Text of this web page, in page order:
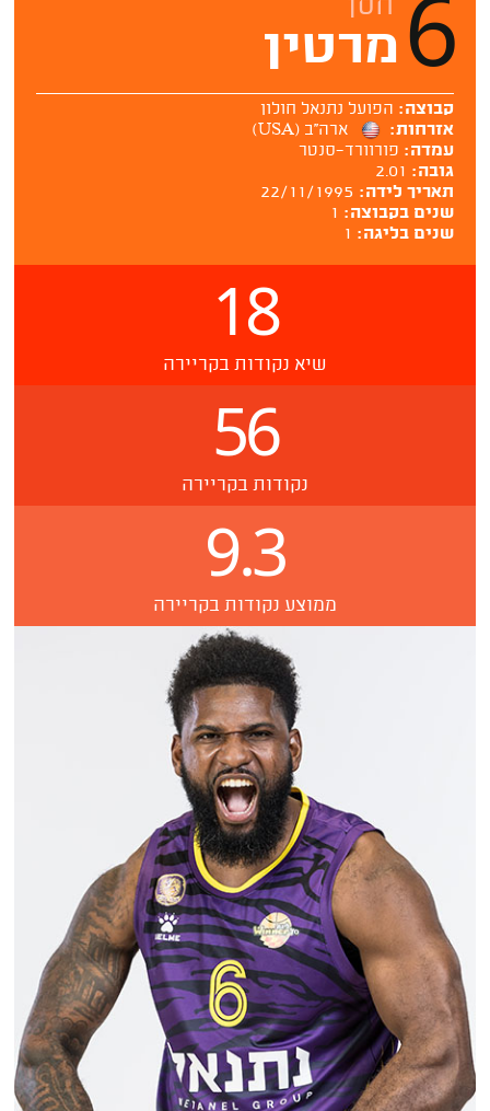
6 חסן
מרטין
קבוצה: הפועל נתנאל חולון
אזרחות:
ארה''ב (USA)
עמדה: פורוורד-סנטר
גובה: 2.01
תאריך לידה: 22/11/1995
שנים בקבוצה: 1
שנים בליגה: 1
18
שיא נקודות בקריירה
56
נקודות בקריירה
9.3
ממוצע נקודות בקריירה